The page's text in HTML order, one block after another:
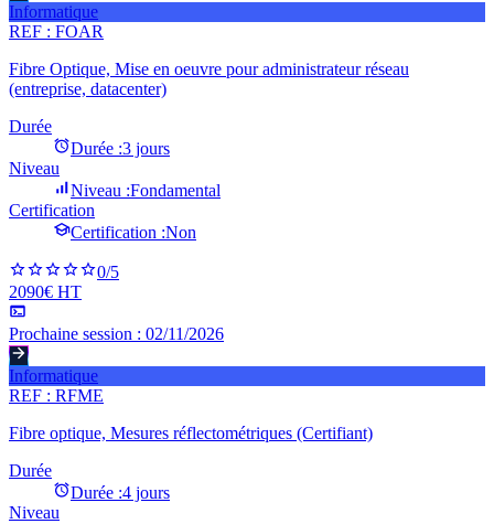
Informatique
REF : FOAR
Fibre Optique, Mise en oeuvre pour administrateur réseau
(entreprise, datacenter)
Durée
Durée :3 jours
Niveau
Niveau :Fondamental
Certification
Certification :Non
0/5
2090€ HT
Prochaine session : 02/11/2026
Informatique
REF : RFME
Fibre optique, Mesures réflectométriques (Certifiant)
Durée
Durée :4 jours
Niveau